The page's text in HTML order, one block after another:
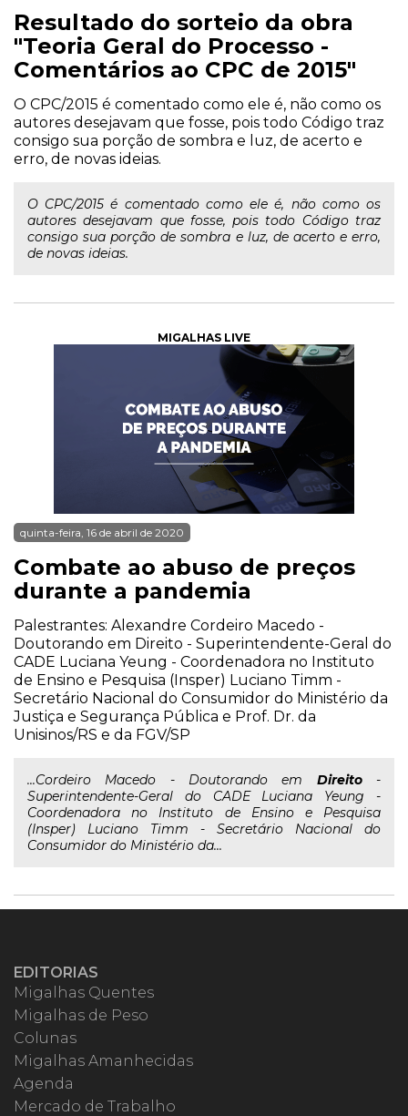
Resultado do sorteio da obra
"Teoria Geral do Processo -
Comentários ao CPC de 2015"
O CPC/2015 é comentado como ele é, não como os
autores desejavam que fosse, pois todo Código traz
consigo sua porção de sombra e luz, de acerto e
erro, de novas ideias.
O CPC/2015 é comentado como ele é, não como os
autores desejavam que fosse, pois todo Código traz
consigo sua porção de sombra e luz, de acerto e erro,
de novas ideias.
MIGALHAS LIVE
quinta-feira, 16 de abril de 2020
Combate ao abuso de preços
durante a pandemia
Palestrantes: Alexandre Cordeiro Macedo -
Doutorando em Direito - Superintendente-Geral do
CADE Luciana Yeung - Coordenadora no Instituto
de Ensino e Pesquisa (Insper) Luciano Timm -
Secretário Nacional do Consumidor do Ministério da
Justiça e Segurança Pública e Prof. Dr. da
Unisinos/RS e da FGV/SP
...Cordeiro Macedo - Doutorando em Direito-
Superintendente-Geral do CADE Luciana Yeung -
Coordenadora no Instituto de Ensino e Pesquisa
(Insper) Luciano Timm - Secretário Nacional do
Consumidor do Ministério da...
EDITORIAS
Migalhas Quentes
Migalhas de Peso
Colunas
Migalhas Amanhecidas
Agenda
Mercado de Trabalho